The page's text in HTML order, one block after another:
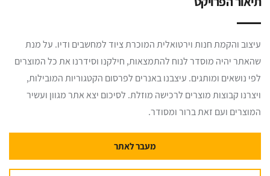
עיצוב והקמת חנות וירטואלית המוכרת ציוד למחשבים ודיו. על מנת
שהאתר יהיה מוסדר לנוח להתמצאות, חילקנו וסידרנו את כל המוצרים
לפי נושאים ומותגים. עיצבנו באנרים לפרסום הקטגוריות המובילות,
ויצרנו קבוצות מוצרים לרכישה מוזלת. לסיכום יצא אתר מגוון ועשיר
המוצרים ועם זאת ברור ומסודר.
מעבר לאתר